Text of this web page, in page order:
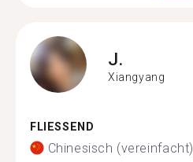
J.
Xiangyang
FLIESSEND
Chinesisch (vereinfacht)